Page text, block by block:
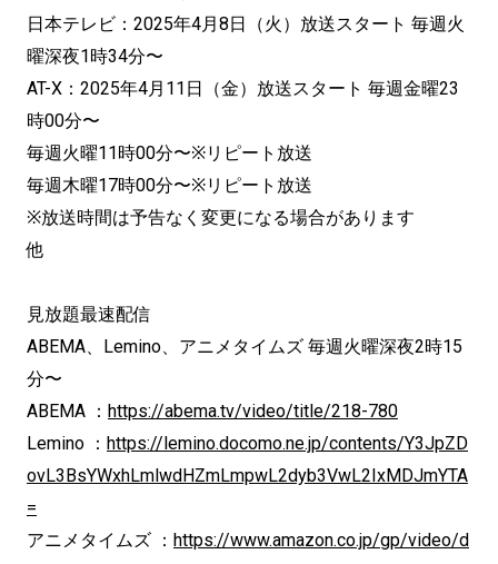
日本テレビ：2025年4月8日（火）放送スタート 毎週火
曜深夜1時34分〜
AT-X：2025年4月11日（金）放送スタート 毎週金曜23
時00分〜
毎週火曜11時00分〜※リピート放送
毎週木曜17時00分〜※リピート放送
※放送時間は予告なく変更になる場合があります
他
見放題最速配信
ABEMA、Lemino、アニメタイムズ 毎週火曜深夜2時15
分〜
ABEMA ： https://abema.tv/video/title/218-780
Lemino ： https://lemino.docomo.ne.jp/contents/Y3JpZD
ovL3BsYWxhLmlwdHZmLmpwL2dyb3VwL2IxMDJmYTA
=
アニメタイムズ ： https://www.amazon.co.jp/gp/video/d